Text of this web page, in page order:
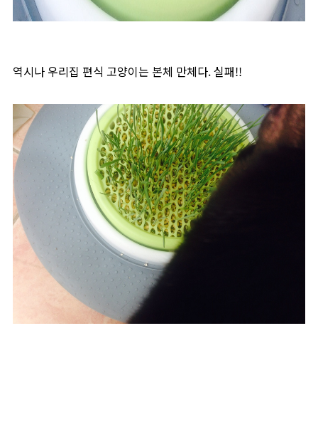
역시나 우리집 편식 고양이는 본체 만체다. 실패!!